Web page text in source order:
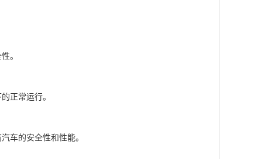
。
正常运行。
车的安全性和性能。